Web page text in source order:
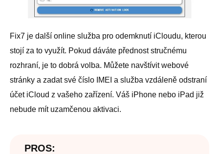
Fix7 je další online služba pro odemknutí iCloudu, kterou
stojí za to využít. Pokud dáváte přednost stručnému
rozhraní, je to dobrá volba. Můžete navštívit webové
stránky a zadat své číslo IMEI a služba vzdáleně odstraní
účet iCloud z vašeho zařízení. Váš iPhone nebo iPad již
nebude mít uzamčenou aktivaci.
PROS: